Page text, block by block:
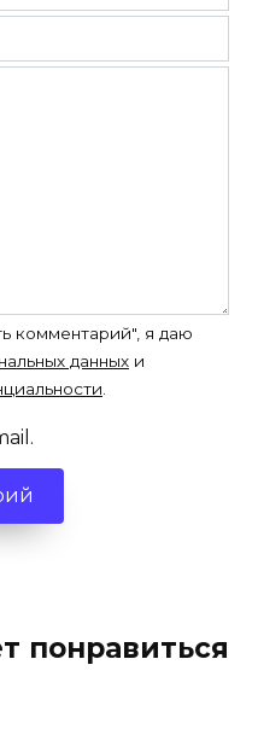
комментарий", я даю
данных и
.
понравиться